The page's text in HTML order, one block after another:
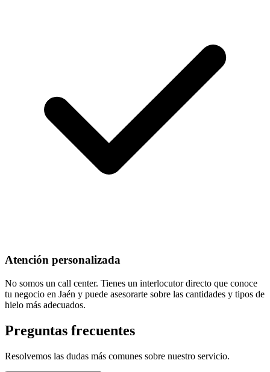
Atención personalizada
No somos un call center. Tienes un interlocutor directo que conoce
tu negocio en Jaén y puede asesorarte sobre las cantidades y tipos de
hielo más adecuados.
Preguntas frecuentes
Resolvemos las dudas más comunes sobre nuestro servicio.